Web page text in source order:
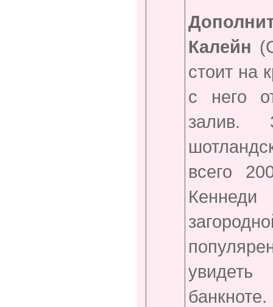
Калейн (
стоит на
с него
залив.
всего
банкноте.